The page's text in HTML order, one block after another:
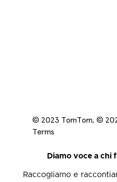
© 2023 TomTom, ©
Terms
Diamo voce a chi
Raccogliamo e